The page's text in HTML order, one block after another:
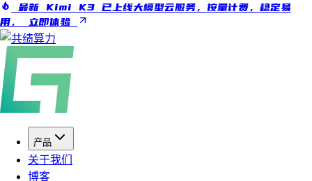
最新 Kimi K3 已上线大模型云服务，按量计费，稳定易
用， 立即体验
产品
关于我们
博客